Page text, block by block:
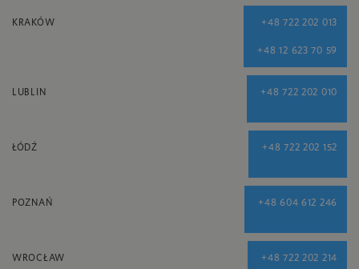
KRAKÓW +48 722 202 013
+48 12 623 70 59
LUBLIN +48 722 202 010
ŁÓDŹ +48 722 202 152
POZNAŃ +48 604 612 246
WROCŁAW +48 722 202 214